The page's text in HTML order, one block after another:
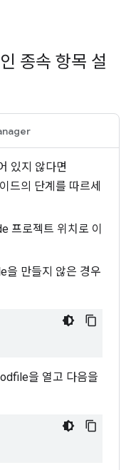
종속 항목 설
있지 않다면
드의 단계를 따르세
프로젝트 위치로 이
을 만들지 않은 경우
을 열고 다음을